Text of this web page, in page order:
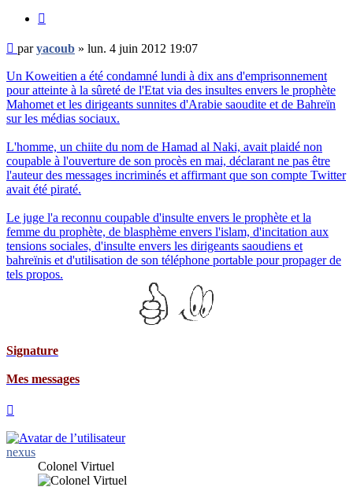
Message
non
lu
paryacoub » lun. 4 juin 2012 19:07
Un Koweitien a été condamné lundi à dix ans d'emprisonnement
pour atteinte à la sûreté de l'Etat via des insultes envers le prophète
Mahomet et les dirigeants sunnites d'Arabie saoudite et de Bahreïn
sur les médias sociaux.
L'homme, un chiite du nom de Hamad al Naki, avait plaidé non
coupable à l'ouverture de son procès en mai, déclarant ne pas être
l'auteur des messages incriminés et affirmant que son compte Twitter
avait été piraté.
Le juge l'a reconnu coupable d'insulte envers le prophète et la
femme du prophète, de blasphème envers l'islam, d'incitation aux
tensions sociales, d'insulte envers les dirigeants saoudiens et
bahreïnis et d'utilisation de son téléphone portable pour propager de
tels propos.
nexus
Colonel Virtuel